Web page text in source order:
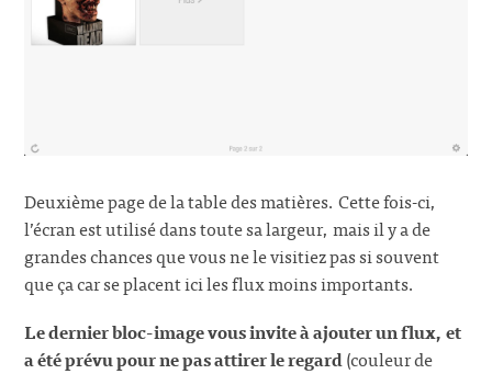
Deuxième page de la table des matières. Cette fois-ci,
l’écran est utilisé dans toute sa largeur, mais il y a de
grandes chances que vous ne le visitiez pas si souvent
que ça car se placent ici les flux moins importants.
Le dernier bloc-image vous invite à ajouter un flux, et
a été prévu pour ne pas attirer le regard(couleur de